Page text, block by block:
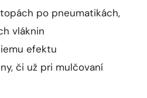
po pneumatikách,
vláknin
efektu
či už pri mulčovaní